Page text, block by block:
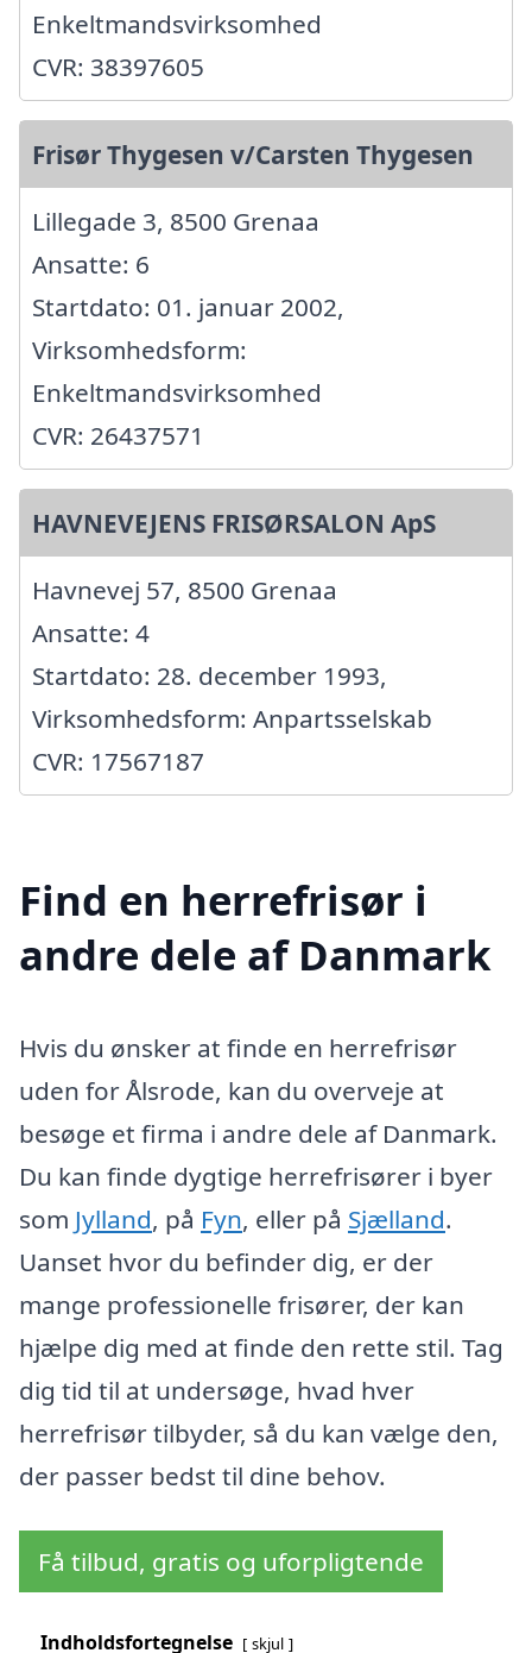
Enkeltmandsvirksomhed
CVR: 38397605
Frisør Thygesen v/Carsten Thygesen
Lillegade 3, 8500 Grenaa
Ansatte: 6
Startdato: 01. januar 2002,
Virksomhedsform:
Enkeltmandsvirksomhed
CVR: 26437571
HAVNEVEJENS FRISØRSALON ApS
Havnevej 57, 8500 Grenaa
Ansatte: 4
Startdato: 28. december 1993,
Virksomhedsform: Anpartsselskab
CVR: 17567187
Find en herrefrisør i
andre dele af Danmark
Hvis du ønsker at finde en herrefrisør
uden for Ålsrode, kan du overveje at
besøge et firma i andre dele af Danmark.
Du kan finde dygtige herrefrisører i byer
som Jylland, på Fyn, eller på Sjælland.
Uanset hvor du befinder dig, er der
mange professionelle frisører, der kan
hjælpe dig med at finde den rette stil. Tag
dig tid til at undersøge, hvad hver
herrefrisør tilbyder, så du kan vælge den,
der passer bedst til dine behov.
Få tilbud, gratis og uforpligtende
Indholdsfortegnelse skjul